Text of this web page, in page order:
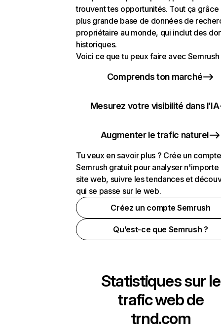
trouvent tes opportunités. Tout ça grâce
plus grande base de données de
propriétaire au monde, qui inclut des
historiques.
Voici ce que tu peux faire avec Semrush
Comprends ton marché
Mesurez votre visibilité dans l’IA
Augmenter le trafic naturel
Tu veux en savoir plus ? Crée un compte
Semrush gratuit pour analyser n'importe
site web, suivre les tendances et
qui se passe sur le web.
Créez un compte Semrush
Qu’est-ce que Semrush ?
Statistiques sur le
trafic web de
trnd.com